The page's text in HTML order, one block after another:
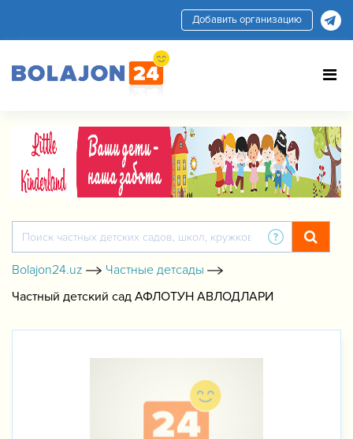
Добавить организацию
Bolajon24.uz
Частные детсады
Частный детский сад АФЛОТУН АВЛОДЛАРИ